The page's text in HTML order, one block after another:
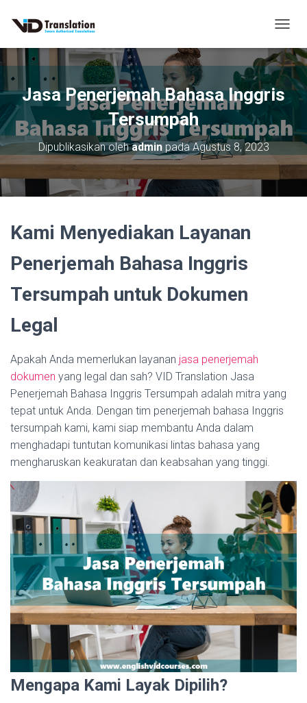
O
G
G
E
A
V
G
A
Jasa Penerjemah Bahasa Inggris
Tersumpah
Dipublikasikan olehadminpadaAgustus 8, 2023
Kami Menyediakan Layanan
Penerjemah Bahasa Inggris
Tersumpah untuk Dokumen
Legal
Apakah Anda memerlukan layanan jasa penerjemah
dokumen yang legal dan sah? VID Translation Jasa
Penerjemah Bahasa Inggris Tersumpah adalah mitra yang
tepat untuk Anda. Dengan tim penerjemah bahasa Inggris
tersumpah kami, kami siap membantu Anda dalam
menghadapi tuntutan komunikasi lintas bahasa yang
mengharuskan keakuratan dan keabsahan yang tinggi.
Mengapa Kami Layak Dipilih?